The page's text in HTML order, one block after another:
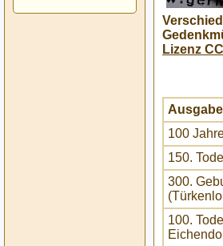
Lizenz
100
150.
300.
100.